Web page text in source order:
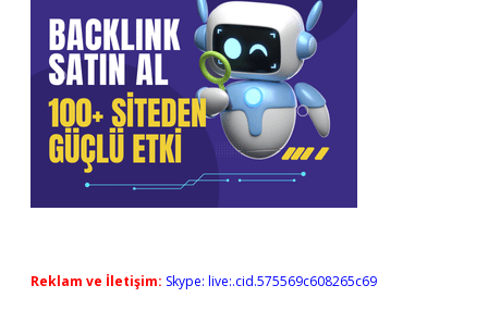
Reklam ve İletişim: Skype: live:.cid.575569c608265c69